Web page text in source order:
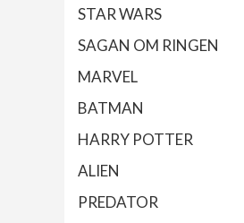
STAR WARS
SAGAN OM RINGEN
MARVEL
BATMAN
HARRY POTTER
ALIEN
PREDATOR